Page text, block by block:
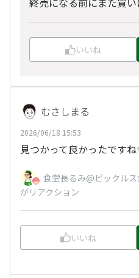
いいね
むさしまる
2026/06/18 15:53
見つかって良かったですね
食堂長るみ@ピックル
がリアクション
いいね